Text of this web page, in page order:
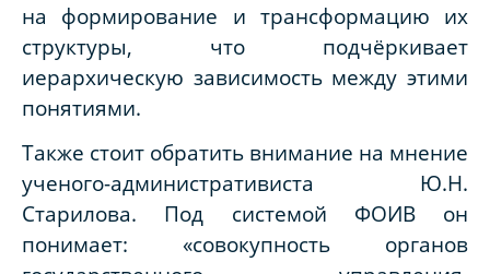
на формирование и трансформацию их
структуры, что подчёркивает
иерархическую зависимость между этими
понятиями.
Также стоит обратить внимание на мнение
ученого-административиста Ю.Н.
Старилова. Под системой ФОИВ он
понимает: «совокупность органов